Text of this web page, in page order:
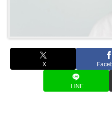
X
LINE